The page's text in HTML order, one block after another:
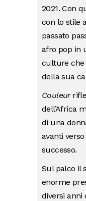
2021. Con
con lo stile
passato
afro pop in
culture che
della sua
Couleur
dell’Africa
di una
avanti
successo.
Sul palco il
enorme
diversi anni